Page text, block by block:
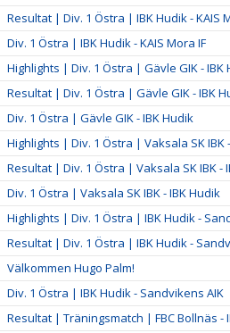
Resultat | Div. 1 Östra | IBK Hudik - KAIS
Div. 1 Östra | IBK Hudik - KAIS Mora IF
Highlights | Div. 1 Östra | Gävle GIK - IBK
Resultat | Div. 1 Östra | Gävle GIK - IBK
Div. 1 Östra | Gävle GIK - IBK Hudik
Highlights | Div. 1 Östra | Vaksala SK IBK
Resultat | Div. 1 Östra | Vaksala SK IBK -
Div. 1 Östra | Vaksala SK IBK - IBK Hudik
Highlights | Div. 1 Östra | IBK Hudik -
Resultat | Div. 1 Östra | IBK Hudik -
Välkommen Hugo Palm!
Div. 1 Östra | IBK Hudik - Sandvikens AIK
Resultat | Träningsmatch | FBC Bollnäs -